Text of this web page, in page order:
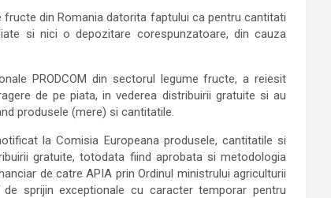
din Romania datorita faptului ca pentru cantitati
si nici o depozitare corespunzatoare, din cauza
PRODCOM din sectorul legume fructe, a reiesit
de pe piata, in vederea distribuirii gratuite si au
produsele (mere) si cantitatile.
la Comisia Europeana produsele, cantitatile si
gratuite, totodata fiind aprobata si metodologia
de catre APIA prin Ordinul ministrului agriculturii
sprijin exceptionale cu caracter temporar pentru